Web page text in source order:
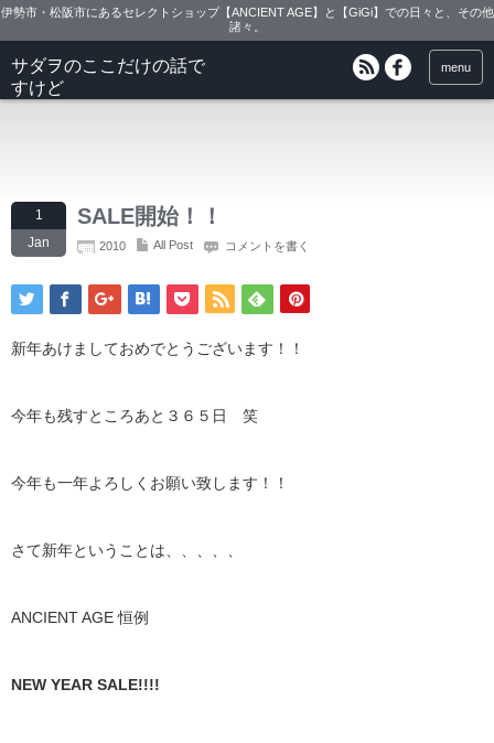
伊勢市・松阪市にあるセレクトショップ【ANCIENT AGE】と【GiGi】での日々と、その他
諸々。
サダヲのここだけの話で
すけど
menu
1
Jan
SALE開始！！
2010 All Post コメントを書く
新年あけましておめでとうございます！！
今年も残すところあと３６５日 笑
今年も一年よろしくお願い致します！！
さて新年ということは、、、、、
ANCIENT AGE 恒例
NEW YEAR SALE!!!!